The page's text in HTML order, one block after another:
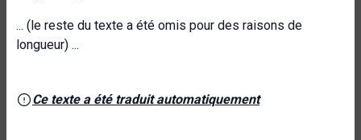
... (le reste du texte a été omis pour des raisons de
longueur) ...
Ce texte a été traduit automatiquement